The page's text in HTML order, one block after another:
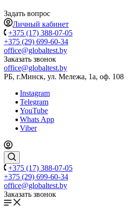
Задать вопрос
Личный кабинет
+375 (17) 388-07-05
+375 (29) 699-60-34
office@globaltest.by
Заказать звонок
office@globaltest.by
РБ, г.Минск, ул. Мележа, 1а, оф. 108
Instagram
Telegram
YouTube
Whats App
Viber
+375 (17) 388-07-05
+375 (29) 699-60-34
office@globaltest.by
Заказать звонок